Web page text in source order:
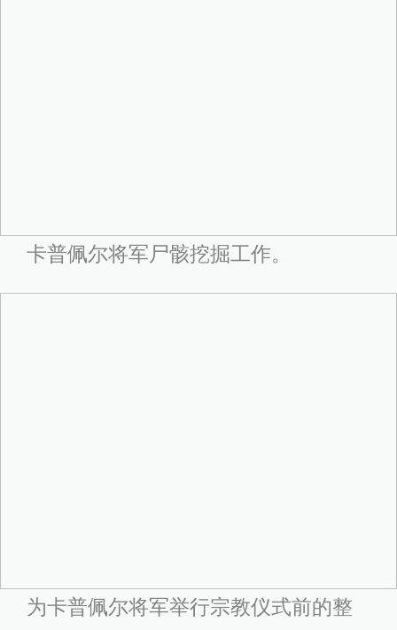
卡普佩尔将军尸骸挖掘工作。
为卡普佩尔将军举行宗教仪式前的整